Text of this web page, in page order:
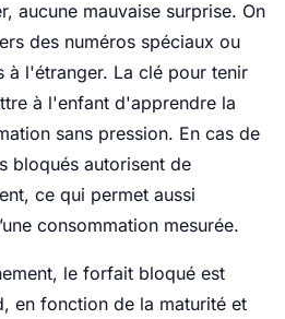
aucune mauvaise surprise. On
des numéros spéciaux ou
à l'étranger. La clé pour tenir
à l'enfant d'apprendre la
sans pression. En cas de
bloqués autorisent de
ce qui permet aussi
consommation mesurée.
le forfait bloqué est
en fonction de la maturité et